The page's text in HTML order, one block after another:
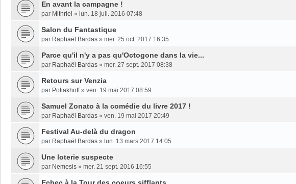
En avant la campagne !
par Mithriel » lun. 18 juil. 2016 07:48
Salon du Fantastique
par Raphaël Bardas » mer. 25 oct. 2017 16:35
Parce qu'il n'y a pas qu'Octogone dans la vie...
par Raphaël Bardas » mer. 27 sept. 2017 08:38
Retours sur Venzia
par Poliakhoff» ven. 19 mai 2017 08:59
Samuel Zonato à la comédie du livre 2017 !
par Raphaël Bardas » ven. 19 mai 2017 20:49
Festival Au-delà du dragon
par Raphaël Bardas » lun. 13 mars 2017 14:05
Une loterie suspecte
par Nemesis » mer. 21 sept. 2016 16:55